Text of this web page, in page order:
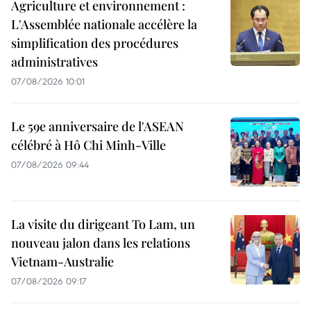
Agriculture et environnement :
L'Assemblée nationale accélère la
simplification des procédures
administratives
07/08/2026 10:01
Le 59e anniversaire de l'ASEAN
célébré à Hô Chi Minh-Ville
07/08/2026 09:44
La visite du dirigeant To Lam, un
nouveau jalon dans les relations
Vietnam-Australie
07/08/2026 09:17